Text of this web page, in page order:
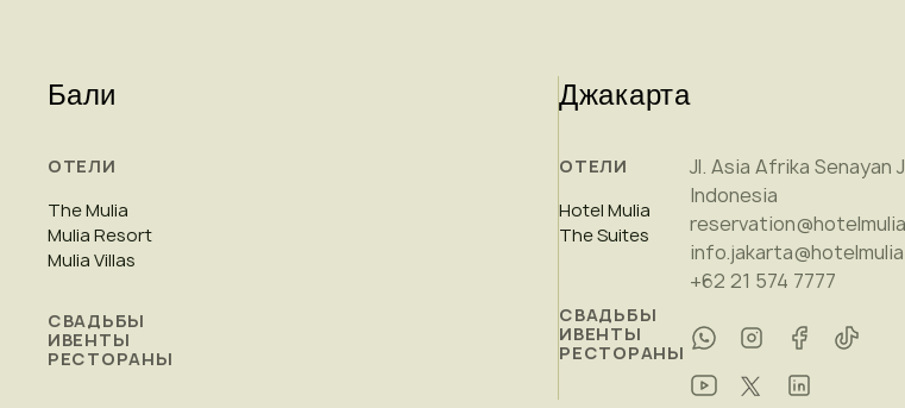
Бали
ОТЕЛИ
The Mulia
Mulia Resort
Mulia Villas
СВАДЬБЫ
ИВЕНТЫ
РЕСТОРАНЫ
Джакарта
ОТЕЛИ
Hotel Mulia
The Suites
СВАДЬБЫ
ИВЕНТЫ
РЕСТОРАНЫ
Jl. Asia Afrika Senayan
Indonesia
+62 21 574 7777